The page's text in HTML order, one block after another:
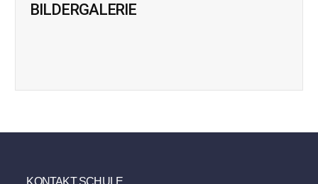
BILDERGALERIE
KONTAKT SCHULE